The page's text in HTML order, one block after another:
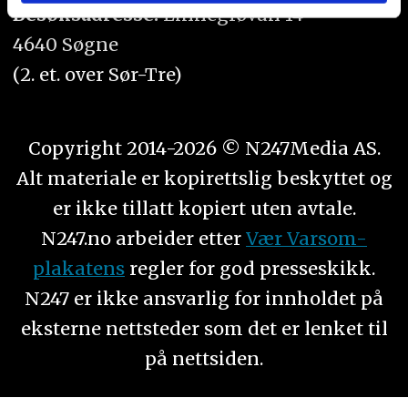
tjenestene deres.
Besøksadresse:Linnegrøvan 14
4640 Søgne
(2. et. over Sør-Tre)
Copyright 2014-2026 © N247Media AS.
Alt materiale er kopirettslig beskyttet og
er ikke tillatt kopiert uten avtale.
N247.no arbeider etter Vær Varsom-
plakatens regler for god presseskikk.
N247 er ikke ansvarlig for innholdet på
eksterne nettsteder som det er lenket til
på nettsiden.